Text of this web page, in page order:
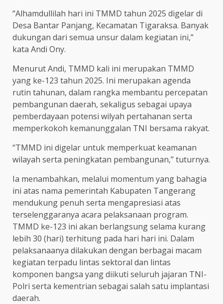
“Alhamdullilah hari ini TMMD tahun 2025 digelar di
Desa Bantar Panjang, Kecamatan Tigaraksa. Banyak
dukungan dari semua unsur dalam kegiatan ini,”
kata Andi Ony.
Menurut Andi, TMMD kali ini merupakan TMMD
yang ke-123 tahun 2025. Ini merupakan agenda
rutin tahunan, dalam rangka membantu percepatan
pembangunan daerah, sekaligus sebagai upaya
pemberdayaan potensi wilyah pertahanan serta
memperkokoh kemanunggalan TNI bersama rakyat.
“TMMD ini digelar untuk memperkuat keamanan
wilayah serta peningkatan pembangunan,” tuturnya.
Ia menambahkan, melalui momentum yang bahagia
ini atas nama pemerintah Kabupaten Tangerang
mendukung penuh serta mengapresiasi atas
terselenggaranya acara pelaksanaan program.
TMMD ke-123 ini akan berlangsung selama kurang
lebih 30 (hari) terhitung pada hari hari ini. Dalam
pelaksanaanya dilakukan dengan berbagai macam
kegiatan terpadu lintas sektoral dan lintas
komponen bangsa yang diikuti seluruh jajaran TNI-
Polri serta kementrian sebagai salah satu implantasi
daerah.